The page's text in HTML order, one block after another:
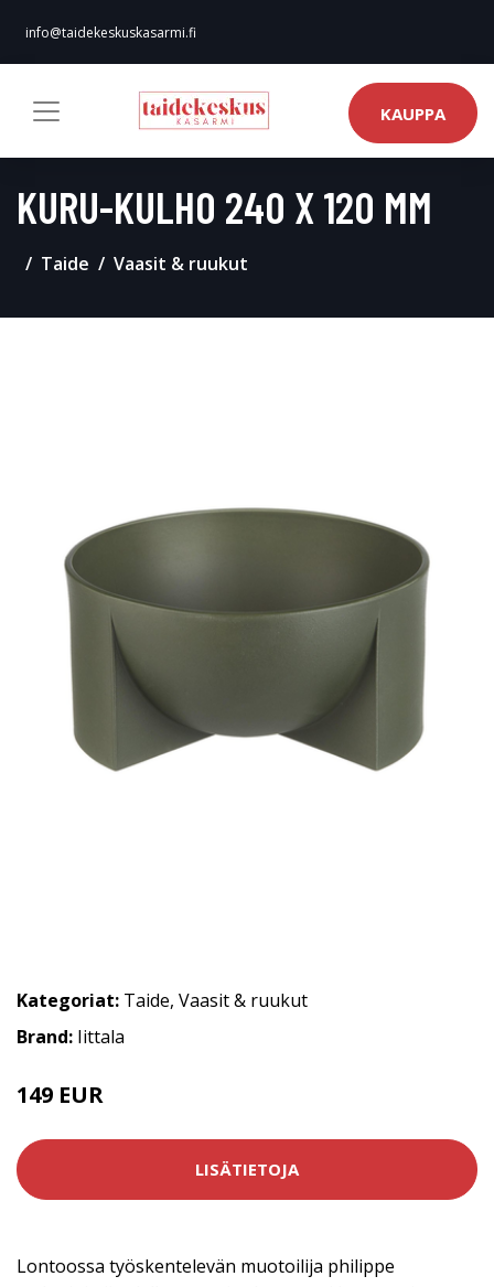
info@taidekeskuskasarmi.fi
KAUPPA
KURU-KULHO 240 X 120 MM
Taide Vaasit & ruukut
Kategoriat: Taide, Vaasit & ruukut
Brand: Iittala
149 EUR
LISÄTIETOJA
Lontoossa työskentelevän muotoilija philippe